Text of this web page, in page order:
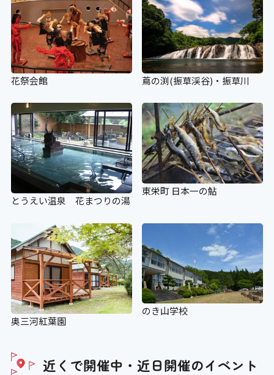
花祭会館 蔦の渕(振草渓谷)・振草川
とうえい温泉 花まつりの湯
東栄町 日本一の鮎
奥三河紅葉園
のき山学校
近くで開催中・近日開催のイベント